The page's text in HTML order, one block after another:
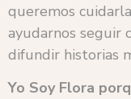
queremos
ayudarnos seguir
difundir historias
Yo Soy Flora